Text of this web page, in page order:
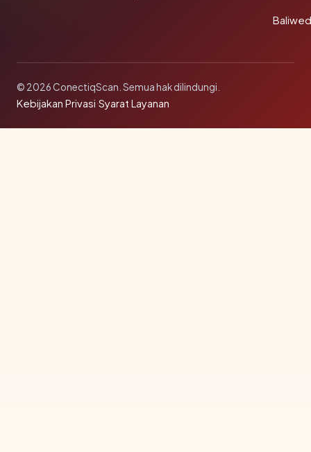
© 2026 ConectiqScan. Semua hak dilindungi.
Kebijakan Privasi·Syarat Layanan